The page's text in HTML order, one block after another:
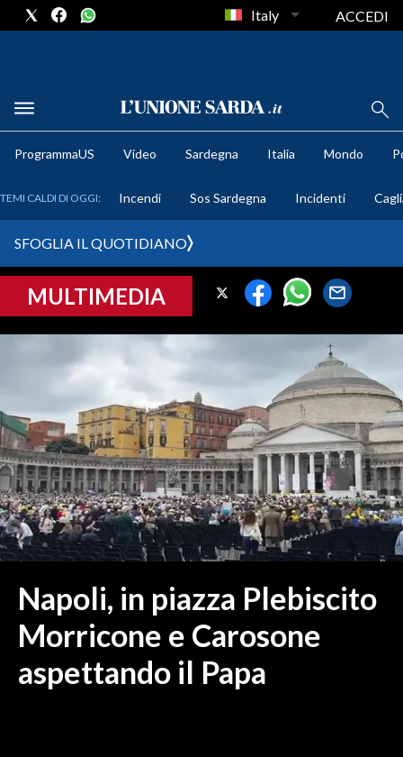
METEO
CRONACA SARDEGNA
PROVINCIA DI CAGLIARI
MEDIO CAMPIDANO
ORISTANO E PROVINCIA
SASSARI E PROVINCIA
GALLURA
NUORO E PROVINCIA
OGLIASTRA
CRONACA
ITALIA
MONDO
Italy ACCEDI
ProgrammaUS Video Sardegna Italia Mondo
TEMI CALDI DI OGGI: Incendi Sos Sardegna Incidenti
SFOGLIA IL QUOTIDIANO
MULTIMEDIA
Napoli, in piazza Plebiscito
Morricone e Carosone
aspettando il Papa